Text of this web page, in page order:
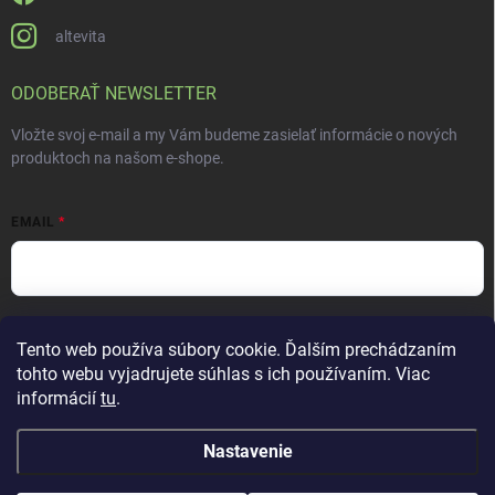
Tento web používa súbory cookie. Ďalším prechádzaním
tohto webu vyjadrujete súhlas s ich používaním. Viac
informácií tu.
Nastavenie
altevita
ODOBERAŤ NEWSLETTER
Vložte svoj e-mail a my Vám budeme zasielať informácie o nových
produktoch na našom e-shope.
EMAIL
Prihlásiť sa